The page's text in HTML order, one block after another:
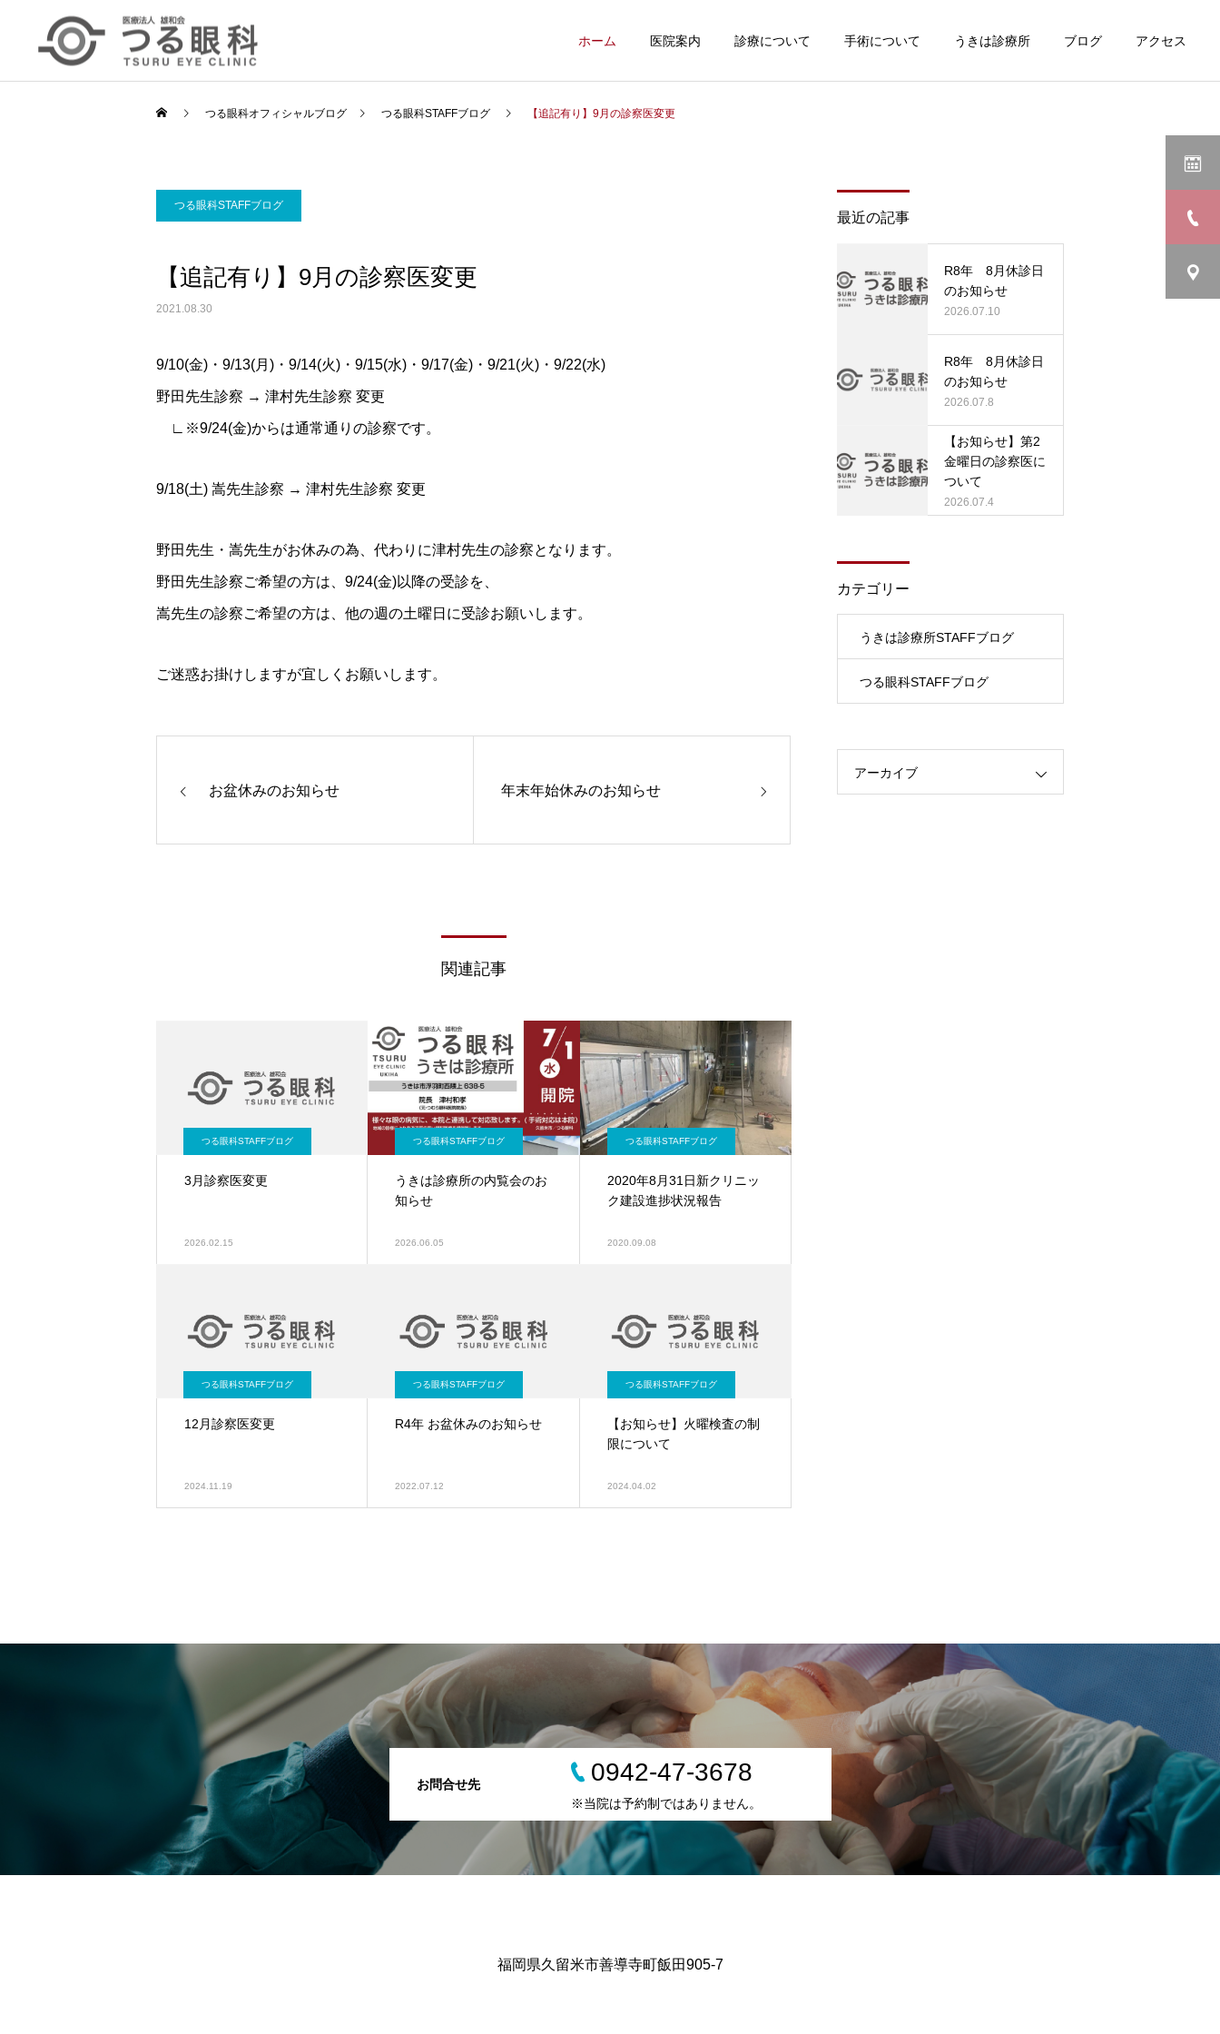
ホーム 医院案内 診療について 手術について うきは診療所 ブログ アクセス
つる眼科オフィシャルブログ つる眼科STAFFブログ 【追記有り】9月の診察医変更
つる眼科STAFFブログ
【追記有り】9月の診察医変更
2021.08.30
9/10(金)・9/13(月)・9/14(火)・9/15(水)・9/17(金)・9/21(火)・9/22(水)
野田先生診察 → 津村先生診察 変更
∟※9/24(金)からは通常通りの診察です。
9/18(土) 嵩先生診察 → 津村先生診察 変更
野田先生・嵩先生がお休みの為、代わりに津村先生の診察となります。
野田先生診察ご希望の方は、9/24(金)以降の受診を、
嵩先生の診察ご希望の方は、他の週の土曜日に受診お願いします。
ご迷惑お掛けしますが宜しくお願いします。
お盆休みのお知らせ 年末年始休みのお知らせ
関連記事
つる眼科STAFFブログ
3月診察医変更
2026.02.15
つる眼科STAFFブログ
うきは診療所の内覧会のお
知らせ
2026.06.05
つる眼科STAFFブログ
2020年8月31日新クリニッ
ク建設進捗状況報告
2020.09.08
つる眼科STAFFブログ
12月診察医変更
2024.11.19
つる眼科STAFFブログ
R4年 お盆休みのお知らせ
2022.07.12
つる眼科STAFFブログ
【お知らせ】火曜検査の制
限について
2024.04.02
最近の記事
R8年 8月休診日
のお知らせ
2026.07.10
R8年 8月休診日
のお知らせ
2026.07.8
【お知らせ】第2
金曜日の診察医に
ついて
2026.07.4
カテゴリー
うきは診療所STAFFブログ
つる眼科STAFFブログ
アーカイブ
お問合せ先 0942-47-3678
※当院は予約制ではありません。
福岡県久留米市善導寺町飯田905-7